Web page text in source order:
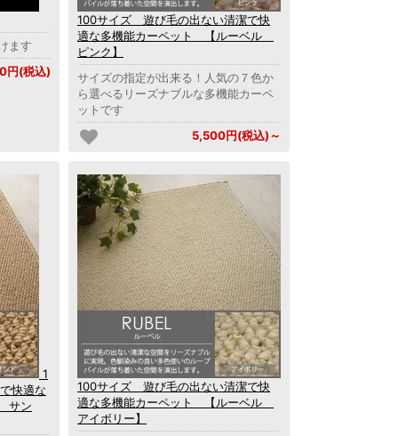
ます
0円(税込)
100サイズ 遊び毛の出ない清潔で快
適な多機能カーペット 【ルーベル
ピンク】
サイズの指定が出来る！人気の７色か
ら選べるリーズナブルな多機能カーペ
ットです
5,500円(税込)～
1
快適な
サン
100サイズ 遊び毛の出ない清潔で快
適な多機能カーペット 【ルーベル
アイボリー】